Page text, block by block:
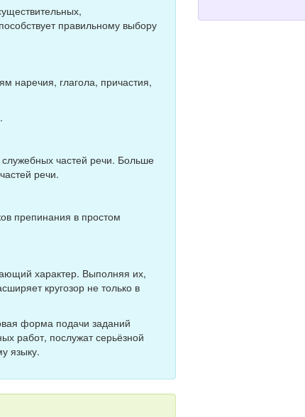
правильному выбору
наречия, глагола, причастия,
частей речи. Больше
речи.
препинания в простом
характер. Выполняя их,
кругозор не только в
форма подачи заданий
работ, послужат серьёзной
языку.